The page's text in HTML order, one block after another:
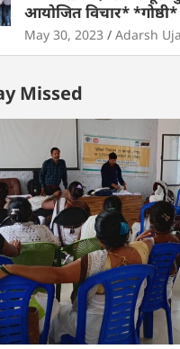
आयोजित विचार* *गोष्ठी*
May 30, 2023 Adarsh
Missed